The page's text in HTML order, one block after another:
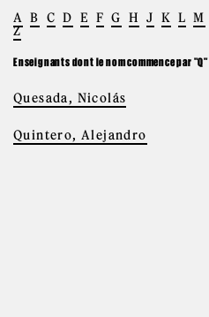
A B C D E F G H J K L M
Z
Enseignants dont le nom commence par "Q"
Quesada, Nicolás
Quintero, Alejandro